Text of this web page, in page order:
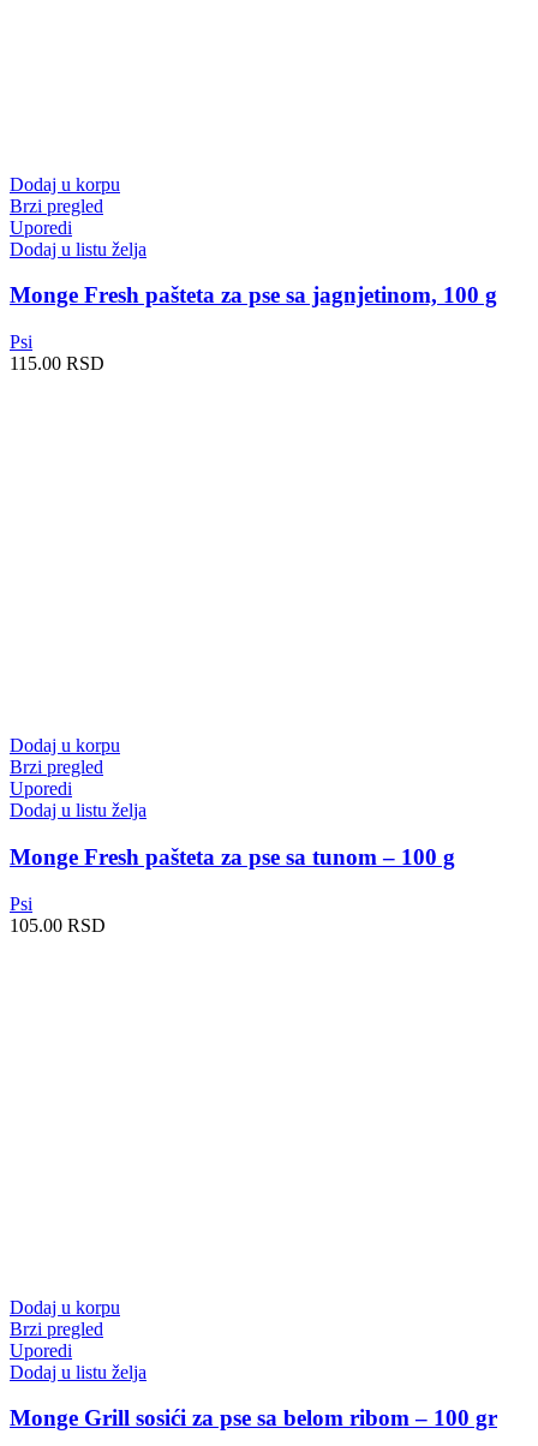
Dodaj u korpu
Brzi pregled
Uporedi
Dodaj u listu želja
Monge Fresh pašteta za pse sa jagnjetinom, 100 g
Psi
115.00 RSD
Dodaj u korpu
Brzi pregled
Uporedi
Dodaj u listu želja
Monge Fresh pašteta za pse sa tunom – 100 g
Psi
105.00 RSD
Dodaj u korpu
Brzi pregled
Uporedi
Dodaj u listu želja
Monge Grill sosići za pse sa belom ribom – 100 gr